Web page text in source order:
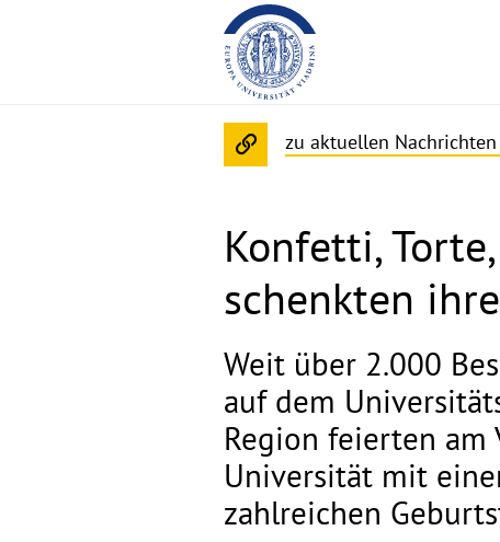
zu aktuellen
Konfetti,
schenkten
Weit über 2.000
auf dem
Region feierten am
Universität mit
zahlreichen